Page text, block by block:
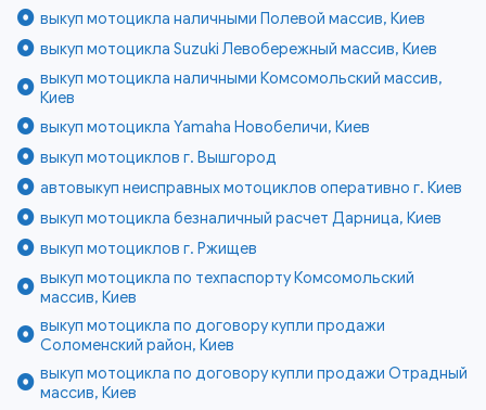
выкуп мотоцикла наличными Полевой массив, Киев
выкуп мотоцикла Suzuki Левобережный массив, Киев
выкуп мотоцикла наличными Комсомольский массив,
Киев
выкуп мотоцикла Yamaha Новобеличи, Киев
выкуп мотоциклов г. Вышгород
автовыкуп неисправных мотоциклов оперативно г. Киев
выкуп мотоцикла безналичный расчет Дарница, Киев
выкуп мотоциклов г. Ржищев
выкуп мотоцикла по техпаспорту Комсомольский
массив, Киев
выкуп мотоцикла по договору купли продажи
Соломенский район, Киев
выкуп мотоцикла по договору купли продажи Отрадный
массив, Киев